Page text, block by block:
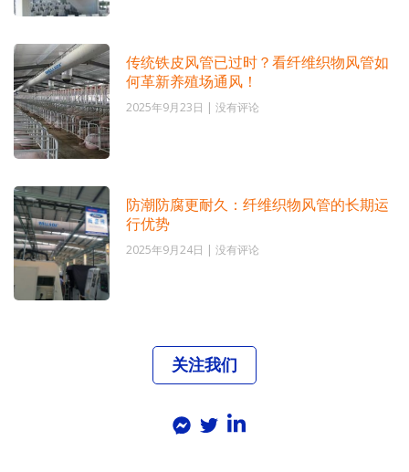
传统铁皮风管已过时？看纤维织物风管如
何革新养殖场通风！
2025年9月23日
没有评论
防潮防腐更耐久：纤维织物风管的长期运
行优势
2025年9月24日
没有评论
关注我们